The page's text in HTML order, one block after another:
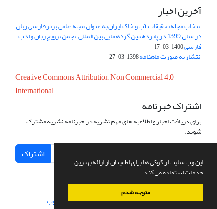
این وب سایت از کوکی ها برای اطمینان از ارائه بهترین
خدمات استفاده می کند.
متوجه شدم
آخرین اخبار
انتخاب مجله تحقیقات آب و خاک ایران به عنوان مجله علمی برتر فارسی زبان
در سال 1399 در پانزدهمین گردهمایی بین المللی انجمن ترویج زبان و ادب
فارسی1400-03-17
انتشار به صورت ماهنامه1398-03-27
Creative Commons Attribution Non Commercial 4.0
International
اشتراک خبرنامه
برای دریافت اخبار و اطلاعیه های مهم نشریه در خبرنامه نشریه مشترک
شوید.
اشتراک
سامانه مدیریت نشریات علمی.طراحی و پیاده سازی از سیناوب